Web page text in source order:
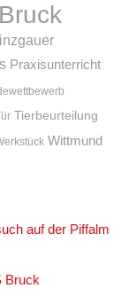
Praxisunterricht
Tierbeurteilung
Wittmund
auf der Piffalm
Bruck